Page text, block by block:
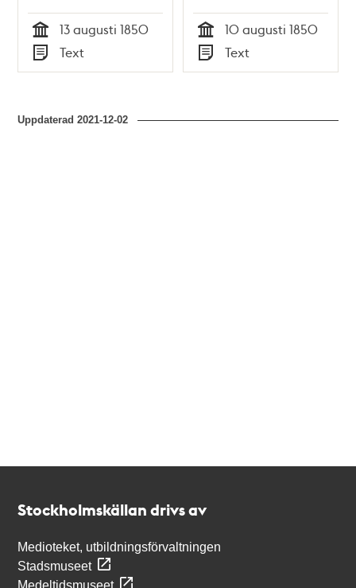
Tid
13 augusti 1850
Typ
Text Tid
10 augusti 1850
Typ
Text
Uppdaterad2021-12-02
Stockholmskällan drivs av
Medioteket, utbildningsförvaltningen
Stadsmuseet
Medeltidsmuseet